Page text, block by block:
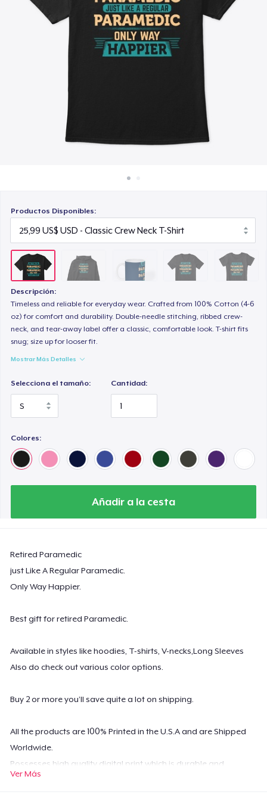
Venda en todas partes
Venda lo que sea
Productos Disponibles:
Descripción:
Timeless and reliable for everyday wear. Crafted from 100% Cotton (4-6
oz) for comfort and durability. Double-needle stitching, ribbed crew-
neck, and tear-away label offer a classic, comfortable look. T-shirt fits
snug; size up for looser fit.
Mostrar Más Detalles
Selecciona el tamaño: Cantidad:
Colores:
Añadir a la cesta
Retired Paramedic
just Like A Regular Paramedic.
Only Way Happier.
Best gift for retired Paramedic.
Available in styles like hoodies, T-shirts, V-necks,Long Sleeves
Also do check out various color options.
Buy 2 or more you’ll save quite a lot on shipping.
All the products are 100% Printed in the U.S.A and are Shipped
Worldwide.
Possesses high quality digital print which is durable and
machine washable.
Ver Más
10,99 US$
Premium V-Neck Tee
Women's Comfort Tee
25,99 US$
Poster - 18" x 24"
Classic Long Sleeve Tee
Premium V-Neck Tee